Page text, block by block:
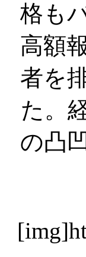
格も
高額
者を
た。
の凸